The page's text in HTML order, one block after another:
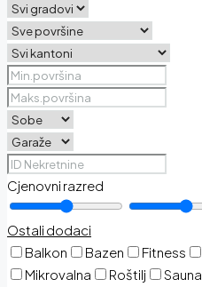
Cjenovni razred
Ostali dodaci
Balkon
Bazen Fitness
Mikrovalna
Roštilj Sauna